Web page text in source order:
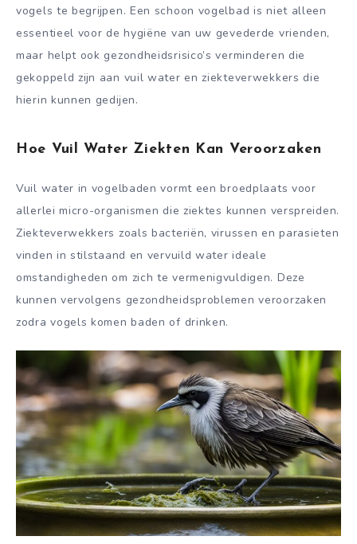
vogels te begrijpen. Een schoon vogelbad is niet alleen
essentieel voor de hygiëne van uw gevederde vrienden,
maar helpt ook gezondheidsrisico’s verminderen die
gekoppeld zijn aan vuil water en ziekteverwekkers die
hierin kunnen gedijen.
Hoe Vuil Water Ziekten Kan Veroorzaken
Vuil water in vogelbaden vormt een broedplaats voor
allerlei micro-organismen die ziektes kunnen verspreiden.
Ziekteverwekkers zoals bacteriën, virussen en parasieten
vinden in stilstaand en vervuild water ideale
omstandigheden om zich te vermenigvuldigen. Deze
kunnen vervolgens gezondheidsproblemen veroorzaken
zodra vogels komen baden of drinken.